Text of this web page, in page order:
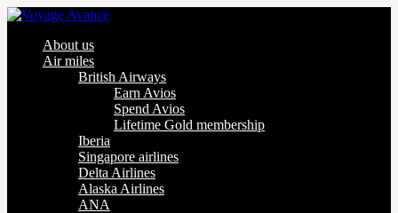
About us
Air miles
British Airways
Earn Avios
Spend Avios
Lifetime Gold membership
Iberia
Singapore airlines
Delta Airlines
Alaska Airlines
ANA